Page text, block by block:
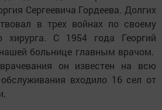
Сергеевича Гордеева. Долгих
в трех войнах по своему
хирурга. С 1954 года Георгий
больнице главным врачом.
он известен на всю
входило 16 сел от